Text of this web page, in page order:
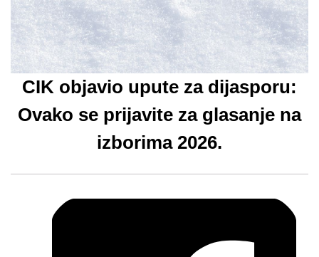
CIK objavio upute za dijasporu:
Ovako se prijavite za glasanje na
izborima 2026.